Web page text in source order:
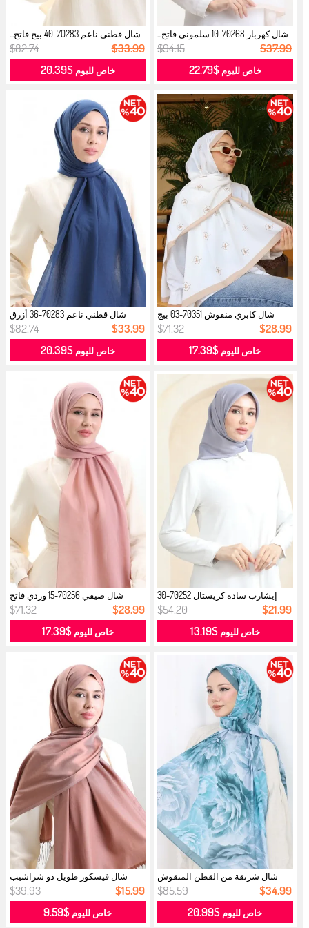
شال كهربار 70268-10 سلموني فاتح...
$94.15 $37.99
خاص لليوم$22.79
شال قطني ناعم 70283-40 بيج فاتح...
$82.74 $33.99
خاص لليوم$20.39
شال كابري منقوش 70351-03 بيج
فاتح...
$71.32 $28.99
خاص لليوم $17.39
شال قطني ناعم 70283-36 أزرق
داكن فا...
$82.74 $33.99
خاص لليوم$20.39
إيشارب سادة كريستال 70252-30
رمادي ...
$54.20 $21.99
خاص لليوم$13.19
شال صيفي 70256-15 وردي فاتح
مغبر...
$71.32 $28.99
خاص لليوم$17.39
شال شرنقة من القطن المنقوش
70322-08...
$85.59 $34.99
خاص لليوم $20.99
شال فيسكوز طويل ذو شراشيب
70331-20 ...
$39.93 $15.99
خاص لليوم $9.59